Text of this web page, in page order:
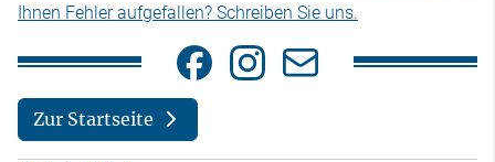
Ihnen Fehler aufgefallen? Schreiben Sie uns.
Zur Startseite